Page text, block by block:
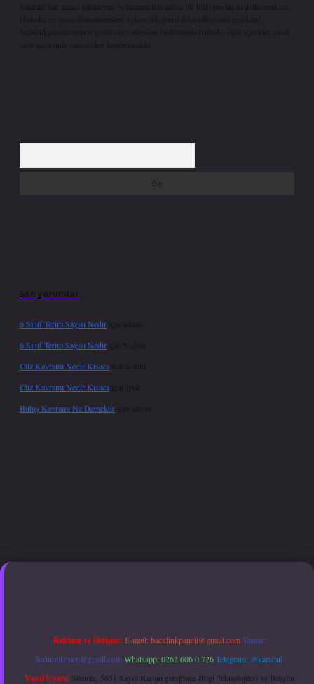
Sitemiz, kar amacı gütmeyen ve tamamen ücretsiz bir bilgi paylaşım platformudur.
Hukuka ve yasal düzenlemelere aykırı olduğunu düşündüğünüz içerikleri,
backlinkpanelicomtr@gmail.com
adresine bildirmeniz halinde, ilgili içerikler yasal
süre içerisinde sitemizden kaldırılacaktır.
Son yorumlar
6 Sınıf Terim Sayısı Nedir için
admin
6 Sınıf Terim Sayısı Nedir için Nilgün
Cüz Kavramı Nedir Kısaca için
admin
Cüz Kavramı Nedir Kısaca için İpek
Buluş Kavramı Ne Demektir için admin
giriş adresi güncellendibetexper.xyzhiltonbet güncel giriş
Reklam ve İletişim: E-mail:backlinkpaneli@gmail.com Teams:
forumhizmeti@gmail.comWhatsapp: 0262 606 0 726Telegram: @karabul
Yasal Uyarı: Sitemiz, 5651 Sayılı Kanun gereğince Bilgi Teknolojileri ve İletişim